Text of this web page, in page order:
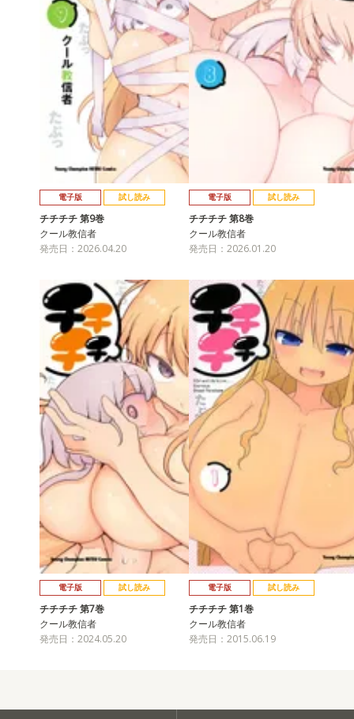
電子版 試し読み
チチチチ 第9巻
クール教信者
発売日：2026.04.20
電子版 試し読み
チチチチ 第8巻
クール教信者
発売日：2026.01.20
電子版 試し読み
チチチチ 第7巻
クール教信者
発売日：2024.05.20
電子版 試し読み
チチチチ 第1巻
クール教信者
発売日：2015.06.19